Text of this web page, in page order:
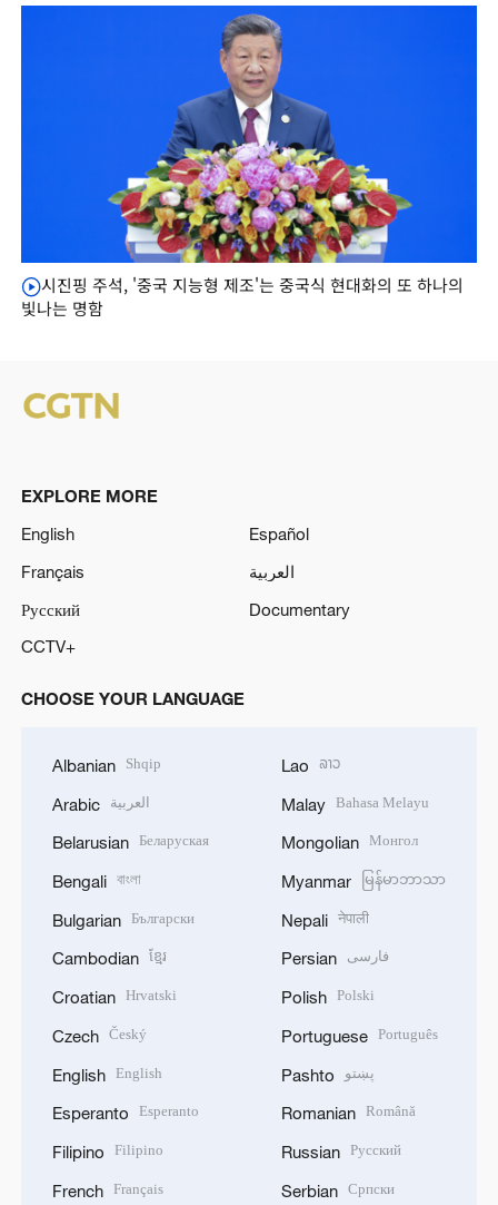
시진핑 주석, '중국 지능형 제조'는 중국식 현대화의 또 하나의
빛나는 명함
EXPLORE MORE
English
Español
Français
العربية
Русский
Documentary
CCTV+
CHOOSE YOUR LANGUAGE
Albanian Shqip
Arabic العربية
Belarusian Беларуская
Bengali বাংলা
Bulgarian Български
Cambodian ខ្មែរ
Croatian Hrvatski
Czech Český
English English
Esperanto Esperanto
Filipino Filipino
French Français
Lao ລາວ
Malay Bahasa Melayu
Mongolian Монгол
Myanmar မြန်မာဘာသာ
Nepali नेपाली
Persian فارسی
Polish Polski
Portuguese Português
Pashto پښتو
Romanian Română
Russian Русский
Serbian Српски